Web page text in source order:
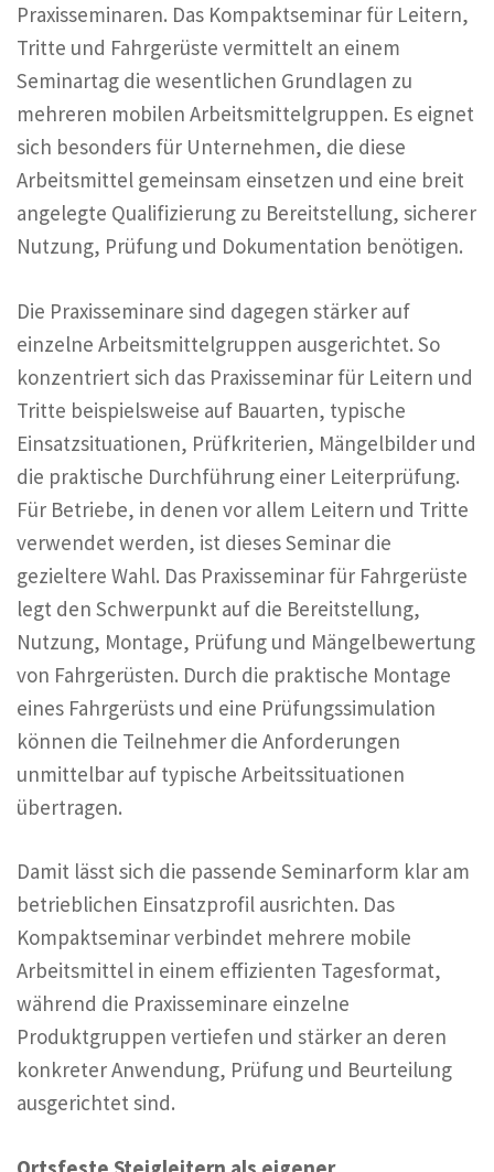
Praxisseminaren. Das Kompaktseminar für Leitern,
Tritte und Fahrgerüste vermittelt an einem
Seminartag die wesentlichen Grundlagen zu
mehreren mobilen Arbeitsmittelgruppen. Es eignet
sich besonders für Unternehmen, die diese
Arbeitsmittel gemeinsam einsetzen und eine breit
angelegte Qualifizierung zu Bereitstellung, sicherer
Nutzung, Prüfung und Dokumentation benötigen.
Die Praxisseminare sind dagegen stärker auf
einzelne Arbeitsmittelgruppen ausgerichtet. So
konzentriert sich das Praxisseminar für Leitern und
Tritte beispielsweise auf Bauarten, typische
Einsatzsituationen, Prüfkriterien, Mängelbilder und
die praktische Durchführung einer Leiterprüfung.
Für Betriebe, in denen vor allem Leitern und Tritte
verwendet werden, ist dieses Seminar die
gezieltere Wahl. Das Praxisseminar für Fahrgerüste
legt den Schwerpunkt auf die Bereitstellung,
Nutzung, Montage, Prüfung und Mängelbewertung
von Fahrgerüsten. Durch die praktische Montage
eines Fahrgerüsts und eine Prüfungssimulation
können die Teilnehmer die Anforderungen
unmittelbar auf typische Arbeitssituationen
übertragen.
Damit lässt sich die passende Seminarform klar am
betrieblichen Einsatzprofil ausrichten. Das
Kompaktseminar verbindet mehrere mobile
Arbeitsmittel in einem effizienten Tagesformat,
während die Praxisseminare einzelne
Produktgruppen vertiefen und stärker an deren
konkreter Anwendung, Prüfung und Beurteilung
ausgerichtet sind.